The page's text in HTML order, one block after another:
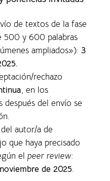
de textos de la fase
500 y 600 palabras
ampliados»): 3
rechazo
, en los
después del envío se
autor/a de
que haya precisado
el peer review:
de 2025.